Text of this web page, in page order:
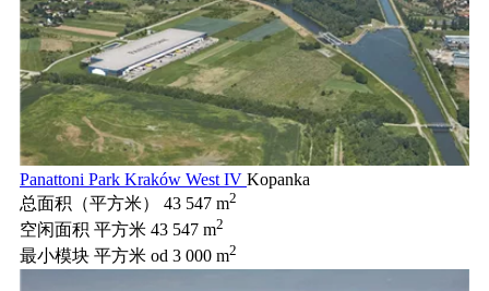
Panattoni Park Kraków West IV Kopanka
总面积（平方米）
43 547 m2
空闲面积 平方米 43 547 m2
最小模块 平方米 od 3 000 m2